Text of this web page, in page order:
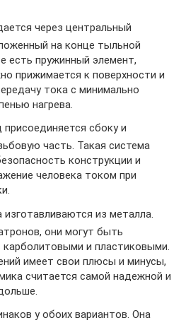
через центральный
на конце тыльной
есть пружинный элемент,
прижимается к поверхности и
тока с минимально
нагрева.
сбоку и
часть. Такая система
конструкции и
человека током при
из металла.
они могут быть
карболитовыми и пластиковыми.
имеет свои плюсы и минусы,
считается самой надежной и
у обоих вариантов. Она